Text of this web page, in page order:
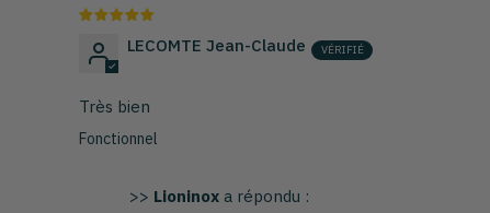
LECOMTE Jean-Claude
Très bien
Fonctionnel
>> Lioninox a répondu :